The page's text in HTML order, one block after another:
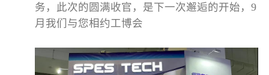
务，此次的圆满收官，是下一次邂逅的开始， 9
月我们与您相约工博会